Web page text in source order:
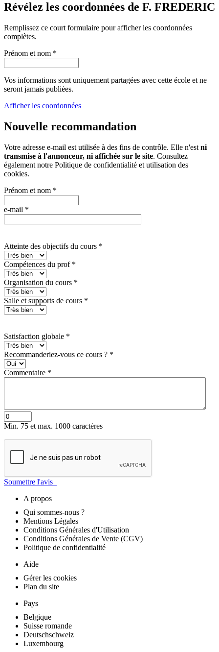
Révélez les coordonnées de F. FREDERIC
Remplissez ce court formulaire pour afficher les coordonnées
complètes.
Prénom et nom *
Vos informations sont uniquement partagées avec cette école et ne
seront jamais publiées.
Afficher les coordonnées
Nouvelle recommandation
Votre adresse e-mail est utilisée à des fins de contrôle. Elle n'est ni
transmise à l'annonceur, ni affichée sur le site. Consultez
également notre Politique de confidentialité et utilisation des
cookies.
Prénom et nom *
e-mail *
Atteinte des objectifs du cours *
Compétences du prof *
Organisation du cours *
Salle et supports de cours *
Satisfaction globale *
Recommanderiez-vous ce cours ? *
Commentaire *
Min. 75 et max. 1000 caractères
Soumettre l'avis
A propos
Qui sommes-nous ?
Mentions Légales
Conditions Générales d'Utilisation
Conditions Générales de Vente (CGV)
Politique de confidentialité
Aide
Gérer les cookies
Plan du site
Pays
Belgique
Suisse romande
Deutschschweiz
Luxembourg